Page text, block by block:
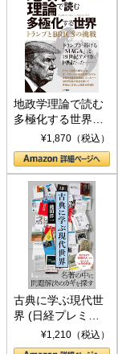
地政学理論で読む
多極化する世界：
トランプとBRICS
の挑戦
¥1,870（税込）
古典に学ぶ現代世
界 (日経プレミア
シリーズ)¥1,210（税込）